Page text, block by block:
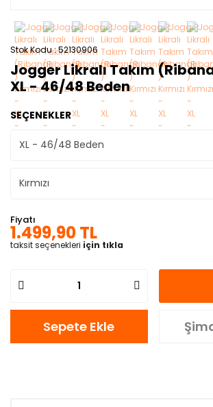
Stok Kodu 52130906
Jogger Likralı Takım
XL - 46/48 Beden
SEÇENEKLER
Fiyatı
1.499,90 TL
taksit seçenekleri için tıkla
Sepete Ekle